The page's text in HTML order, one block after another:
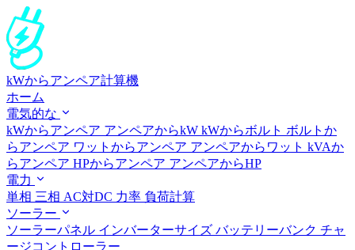
kWからアンペア計算機
ホーム
電気的な
kWからアンペア アンペアからkW kWからボルト ボルトか
らアンペア ワットからアンペア アンペアからワット kVAか
らアンペア HPからアンペア アンペアからHP
電力
単相 三相 AC対DC 力率 負荷計算
ソーラー
ソーラーパネル インバーターサイズ バッテリーバンク チャ
ージコントローラー